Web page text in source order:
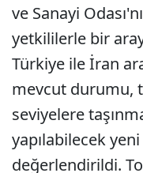
ve Sanayi
yetkililerle bir
Türkiye ile İran
mevcut durumu,
seviyelere
yapılabilecek
değerlendirildi.